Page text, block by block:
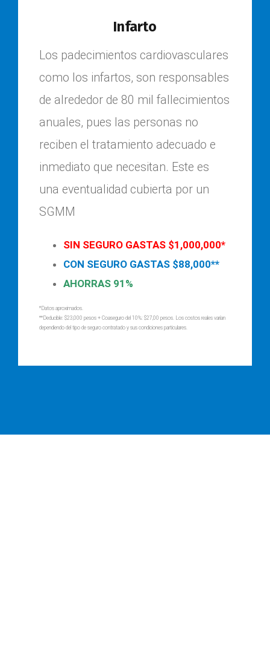
Infarto
Los padecimientos cardiovasculares
como los infartos, son responsables
de alrededor de 80 mil fallecimientos
anuales, pues las personas no
reciben el tratamiento adecuado e
inmediato que necesitan. Este es
una eventualidad cubierta por un
SGMM
SIN SEGURO GASTAS $1,000,000*
CON SEGURO GASTAS $88,000**
AHORRAS 91%
*Datos aproximados.
**Deducible: $23,000 pesos + Coaseguro del 10%: $27,00 pesos. Los costos reales varían
dependiendo del tipo de seguro contratado y sus condiciones particulares.